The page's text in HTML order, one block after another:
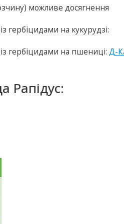
можливе досягнення
гербіцидами на кукурудзі:
із гербіцидами на пшениці:Д-
Рапідус: